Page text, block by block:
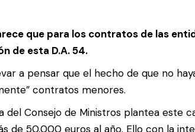
que para los contratos de las
de esta D.A. 54.
a pensar que el hecho de que no
contratos menores.
del Consejo de Ministros plantea este
de 50,000 euros al año. Ello con la